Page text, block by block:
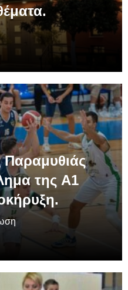
Παραμυθιάς
της A1